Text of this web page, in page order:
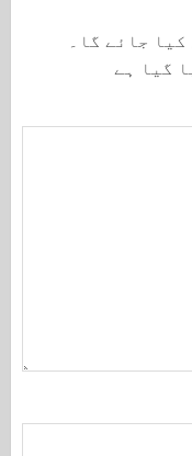
جائے گا۔
گیا ہے